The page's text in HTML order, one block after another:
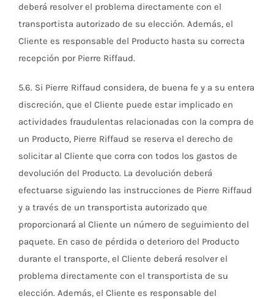
deberá resolver el problema directamente con el
transportista autorizado de su elección. Además, el
Cliente es responsable del Producto hasta su correcta
recepción por Pierre Riffaud.
5.6. Si Pierre Riffaud considera, de buena fe y a su entera
discreción, que el Cliente puede estar implicado en
actividades fraudulentas relacionadas con la compra de
un Producto, Pierre Riffaud se reserva el derecho de
solicitar al Cliente que corra con todos los gastos de
devolución del Producto. La devolución deberá
efectuarse siguiendo las instrucciones de Pierre Riffaud
y a través de un transportista autorizado que
proporcionará al Cliente un número de seguimiento del
paquete. En caso de pérdida o deterioro del Producto
durante el transporte, el Cliente deberá resolver el
problema directamente con el transportista de su
elección. Además, el Cliente es responsable del